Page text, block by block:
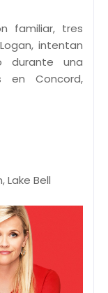
familiar, tres
intentan
durante una
en Concord,
Lake Bell